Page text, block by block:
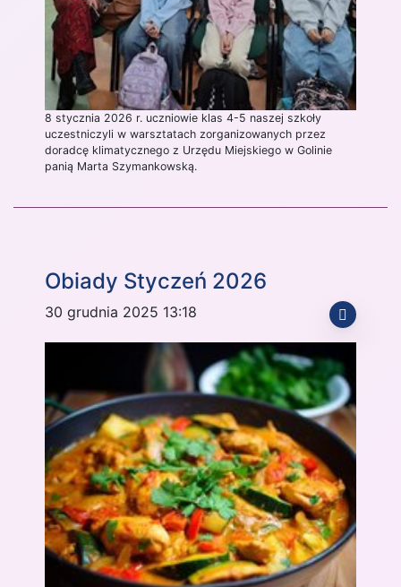
8 stycznia 2026 r. uczniowie klas 4-5 naszej szkoły
uczestniczyli w warsztatach zorganizowanych przez
doradcę klimatycznego z Urzędu Miejskiego w Golinie
panią Marta Szymankowską.
Obiady Styczeń 2026
30 grudnia 2025 13:18